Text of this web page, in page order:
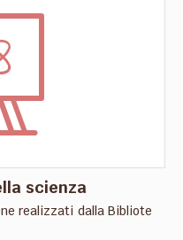
scienza
realizzati dalla Bibliote